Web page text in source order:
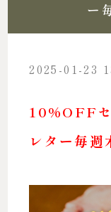
ー
2025-01-23
10%OFF
レター毎